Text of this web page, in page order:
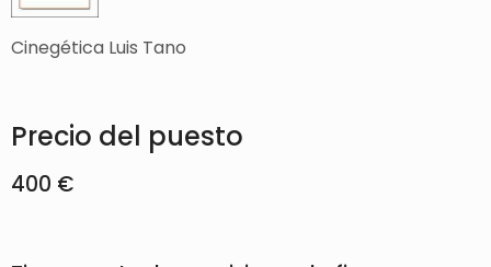
Cinegética Luis Tano
Precio del puesto
400 €